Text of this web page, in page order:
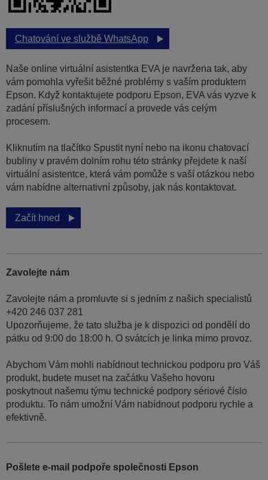
Chatování ve službě WhatsApp
Naše online virtuální asistentka EVA je navržena tak, aby
vám pomohla vyřešit běžné problémy s vaším produktem
Epson. Když kontaktujete podporu Epson, EVA vás vyzve k
zadání příslušných informací a provede vás celým
procesem.
Kliknutím na tlačítko Spustit nyní nebo na ikonu chatovací
bubliny v pravém dolním rohu této stránky přejdete k naší
virtuální asistentce, která vám pomůže s vaší otázkou nebo
vám nabídne alternativní způsoby, jak nás kontaktovat.
Začít hned
Zavolejte nám
Zavolejte nám a promluvte si s jedním z našich specialistů
+420 246 037 281
Upozorňujeme, že tato služba je k dispozici od pondělí do
pátku od 9:00 do 18:00 h. O svátcích je linka mimo provoz.
Abychom Vám mohli nabídnout technickou podporu pro Váš
produkt, budete muset na začátku Vašeho hovoru
poskytnout našemu týmu technické podpory sériové číslo
produktu. To nám umožní Vám nabídnout podporu rychle a
efektivně.
Pošlete e-mail podpoře společnosti Epson